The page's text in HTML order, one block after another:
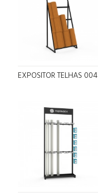
EXPOSITOR TELHAS 004